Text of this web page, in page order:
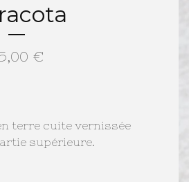
€
terre cuite vernissée
supérieure.